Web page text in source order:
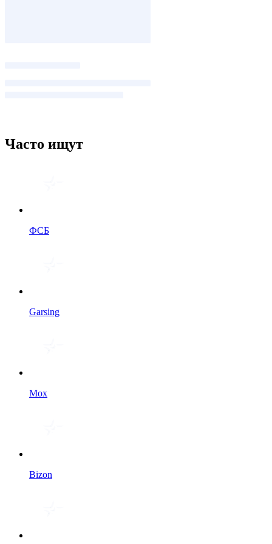
Часто ищут
ФСБ
Garsing
Мох
Bizon